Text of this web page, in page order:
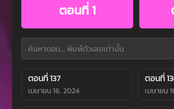
ตอนที่ 1
ตอนที่ 137
เมษายน 16, 2024
ตอนที่
เมษายน